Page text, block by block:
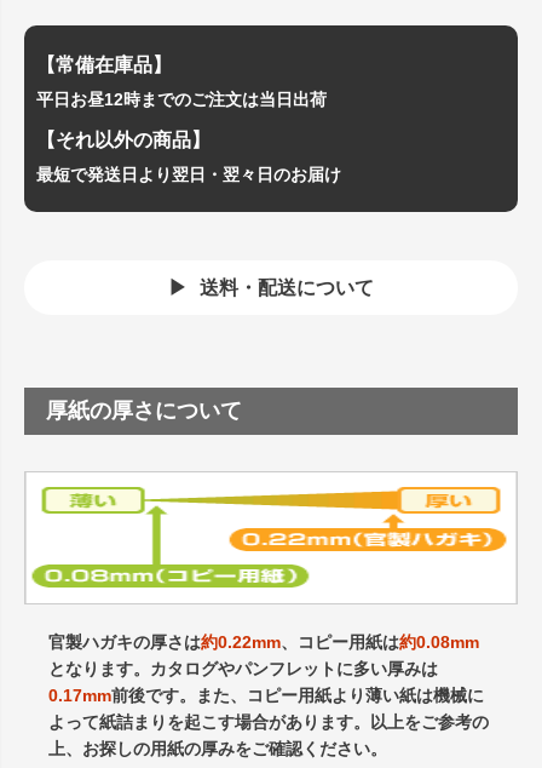
【常備在庫品】
平日お昼12時までのご注文は当日出荷
【それ以外の商品】
最短で発送日より翌日・翌々日のお届け
送料・配送について
厚紙の厚さについて
官製ハガキの厚さは約0.22mm、コピー用紙は約0.08mm
となります。カタログやパンフレットに多い厚みは
0.17mm前後です。また、コピー用紙より薄い紙は機械に
よって紙詰まりを起こす場合があります。以上をご参考の
上、お探しの用紙の厚みをご確認ください。